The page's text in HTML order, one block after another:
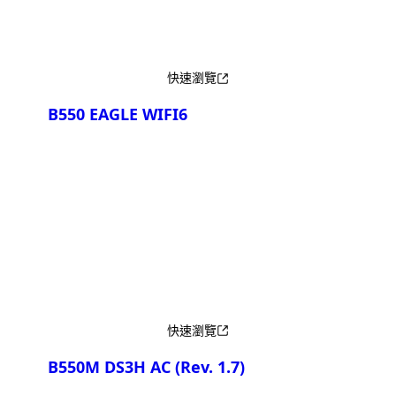
快速瀏覽
B550 EAGLE WIFI6
快速瀏覽
B550M DS3H AC (Rev. 1.7)